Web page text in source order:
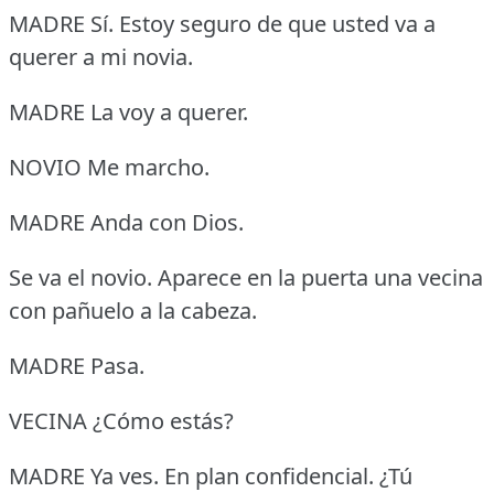
MADRE Sí. Estoy seguro de que usted va a
querer a mi novia.
MADRE La voy a querer.
NOVIO Me marcho.
MADRE Anda con Dios.
Se va el novio. Aparece en la puerta una vecina
con pañuelo a la cabeza.
MADRE Pasa.
VECINA ¿Cómo estás?
MADRE Ya ves. En plan confidencial. ¿Tú